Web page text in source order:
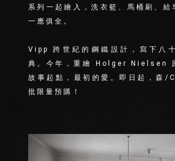
系列一起繪入，洗衣籃、馬桶刷、給
一應俱全。
Vipp 跨世紀的鋼鐵設計，寫下八
典。今年，重繪 Holger Nielsen
故事起點，最初的愛。即日起，森/
批限量預購！